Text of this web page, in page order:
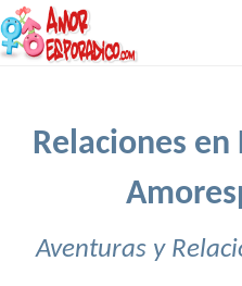
Relaciones
Aventuras y